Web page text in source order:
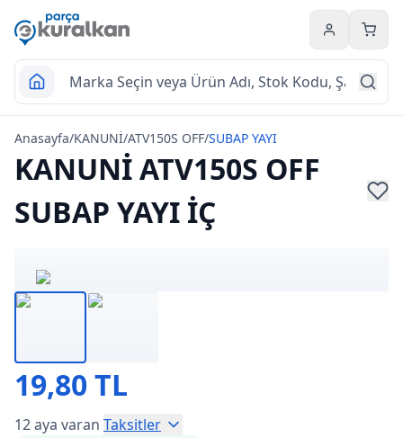
Hesabım
Anasayfa/KANUNİ/ATV150S OFF/SUBAP YAYI
KANUNİ ATV150S OFF
SUBAP YAYI İÇ
19,80 TL
12 aya varan Taksitler